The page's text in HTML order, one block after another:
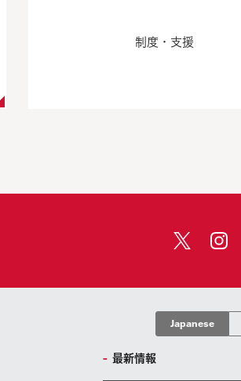
制度・支援
Japanese
最新情報